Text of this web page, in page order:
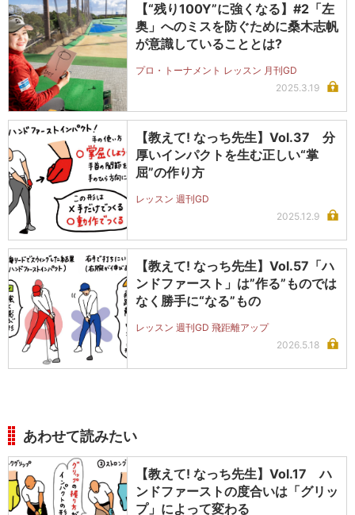
【“残り100Y”に強くなる】#2「左
奥」へのミスを防ぐために桑木志帆
が意識していることとは?
プロ・トーナメント レッスン 月刊GD
2025.3.19
【教えて! なっち先生】Vol.37 分
厚いインパクトを生む正しい“掌
屈”の作り方
レッスン 週刊GD
2025.12.9
【教えて! なっち先生】Vol.57「ハ
ンドファースト」は”作る”ものでは
なく勝手に“なる”もの
レッスン 週刊GD 飛距離アップ
2026.5.18
あわせて読みたい
【教えて! なっち先生】Vol.17 ハ
ンドファーストの度合いは「グリッ
プ」によって変わる